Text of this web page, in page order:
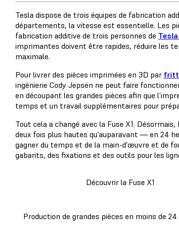
Tesla dispose de trois équipes de fabrication
départements, la vitesse est essentielle. Les
fabrication additive de trois personnes de
imprimantes doivent être rapides, réduire les
maximale.
Pour livrer des pièces imprimées en 3D par
ingénierie Cody Jepsen ne peut faire
en découpant les grandes pièces afin que
temps et un travail supplémentaires pour
Tout cela a changé avec la Fuse X1.
deux fois plus hautes qu'auparavant — en 24
gagner du temps et de la main-d'œuvre et de
gabarits, des fixations et des outils pour les
Découvrir la Fuse X1
Production de grandes pièces en moins de 24